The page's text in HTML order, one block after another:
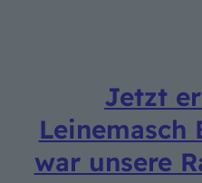
Jetzt
Leinemasch
war unsere